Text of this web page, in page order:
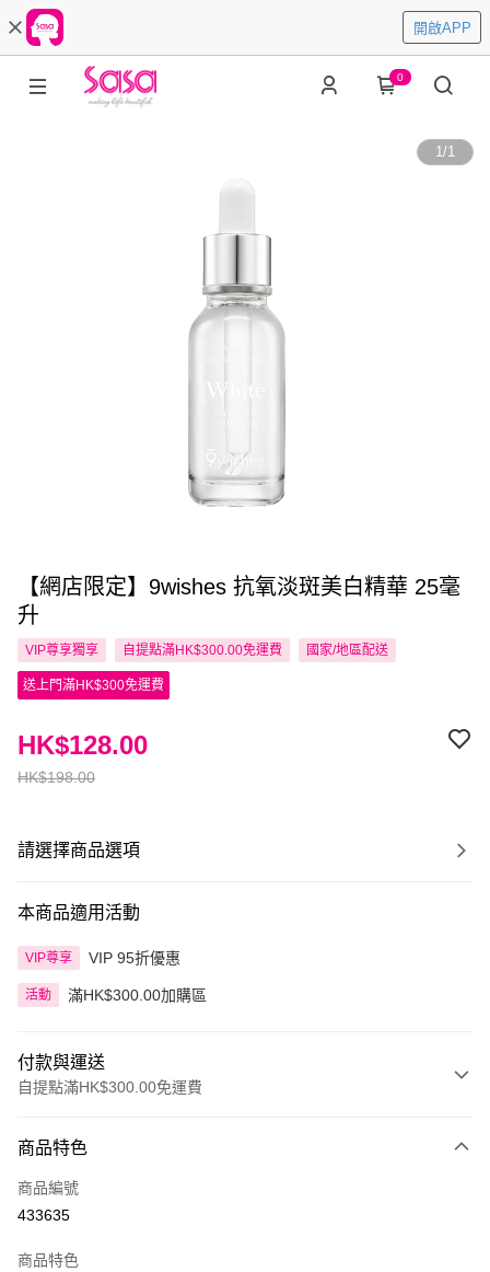
開啟APP
0
1/1
【網店限定】9wishes 抗氧淡斑美白精華 25毫
升
VIP尊享獨享 自提點滿HK$300.00免運費 國家/地區配送
送上門滿HK$300免運費
HK$198.00
HK$128.00
請選擇商品選項
本商品適用活動
VIP尊享 VIP 95折優惠
活動 滿HK$300.00加購區
付款與運送
自提點滿HK$300.00免運費
信用卡
Apple Pay
商品特色
商品編號
433635
商品特色